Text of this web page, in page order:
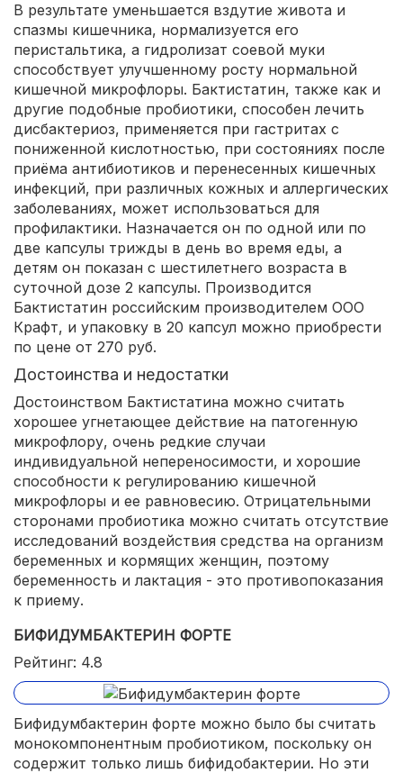
В результате уменьшается вздутие живота и
спазмы кишечника, нормализуется его
перистальтика, а гидролизат соевой муки
способствует улучшенному росту нормальной
кишечной микрофлоры. Бактистатин, также как и
другие подобные пробиотики, способен лечить
дисбактериоз, применяется при гастритах с
пониженной кислотностью, при состояниях после
приёма антибиотиков и перенесенных кишечных
инфекций, при различных кожных и аллергических
заболеваниях, может использоваться для
профилактики. Назначается он по одной или по
две капсулы трижды в день во время еды, а
детям он показан с шестилетнего возраста в
суточной дозе 2 капсулы. Производится
Бактистатин российским производителем ООО
Крафт, и упаковку в 20 капсул можно приобрести
по цене от 270 руб.
Достоинства и недостатки
Достоинством Бактистатина можно считать
хорошее угнетающее действие на патогенную
микрофлору, очень редкие случаи
индивидуальной непереносимости, и хорошие
способности к регулированию кишечной
микрофлоры и ее равновесию. Отрицательными
сторонами пробиотика можно считать отсутствие
исследований воздействия средства на организм
беременных и кормящих женщин, поэтому
беременность и лактация - это противопоказания
к приему.
БИФИДУМБАКТЕРИН ФОРТЕ
Рейтинг: 4.8
Бифидумбактерин форте можно было бы считать
монокомпонентным пробиотиком, поскольку он
содержит только лишь бифидобактерии. Но эти